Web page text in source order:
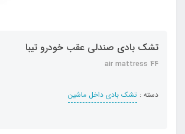
تشک بادی صندلی عقب خودرو تیبا
air mattress 44
دسته : تشک بادی داخل ماشین